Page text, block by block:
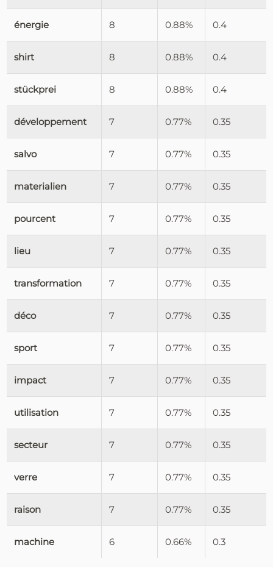
énergie 8 0.88% 0.4
shirt 8 0.88% 0.4
stückprei 8 0.88% 0.4
développement 7 0.77% 0.35
salvo 7 0.77% 0.35
materialien 7 0.77% 0.35
pourcent 7 0.77% 0.35
lieu 7 0.77% 0.35
transformation 7 0.77% 0.35
déco 7 0.77% 0.35
sport 7 0.77% 0.35
impact 7 0.77% 0.35
utilisation 7 0.77% 0.35
secteur 7 0.77% 0.35
verre 7 0.77% 0.35
raison 7 0.77% 0.35
machine 6 0.66% 0.3